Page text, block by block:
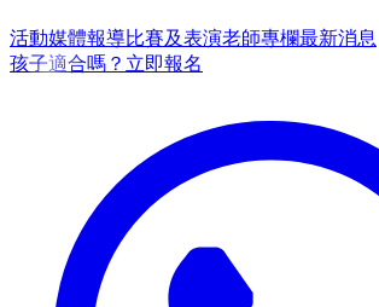
活動媒體報導比賽及表演老師專欄最新消息
孩子適合嗎？ 立即報名